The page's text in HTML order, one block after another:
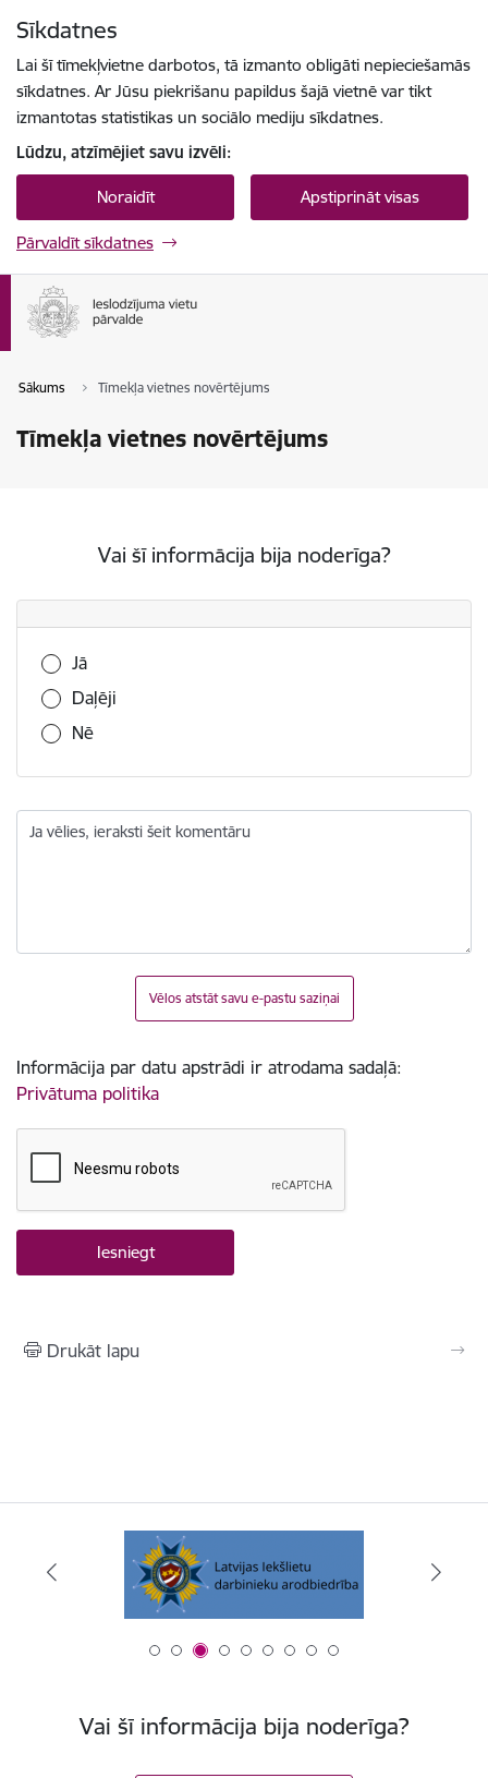
Sīkdatnes
Lai šī tīmekļvietne darbotos, tā izmanto obligāti nepieciešamās
sīkdatnes. Ar Jūsu piekrišanu papildus šajā vietnē var tikt
izmantotas statistikas un sociālo mediju sīkdatnes.
Lūdzu, atzīmējiet savu izvēli:
Noraidīt Apstiprināt visas
Pārvaldīt sīkdatnes
Sākums Tīmekļa vietnes novērtējums
Tīmekļa vietnes novērtējums
Vai šī informācija bija noderīga?
Vai šī informācija bija noderīga?
Jā
Daļēji
Nē
Ja vēlies, ieraksti šeit komentāru
Vēlos atstāt savu e-pastu saziņai
Informācija par datu apstrādi ir atrodama sadaļā:
Privātuma politika
Drukāt lapu
Vai šī informācija bija noderīga?